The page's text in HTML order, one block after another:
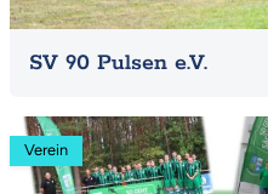
SV 90 Pulsen e.V.
Mehr
Verein